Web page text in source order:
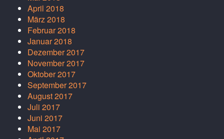
April 2018
März 2018
Februar 2018
Januar 2018
Dezember 2017
November 2017
Oktober 2017
September 2017
August 2017
Juli 2017
Juni 2017
Mai 2017